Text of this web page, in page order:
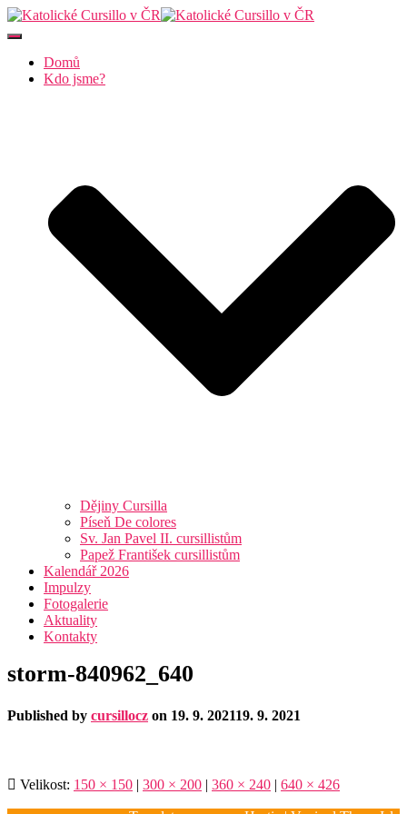
Přepnout
navigaciDomů
Kdo jsme?
Dějiny Cursilla
Píseň De colores
Sv. Jan Pavel II. cursillistům
Papež František cursillistům
Kalendář 2026
Impulzy
Fotogalerie
Aktuality
Kontakty
storm-840962_640
Published by cursillocz on 19. 9. 202119. 9. 2021
Velikost: 150 × 150 | 300 × 200 | 360 × 240 | 640 × 426